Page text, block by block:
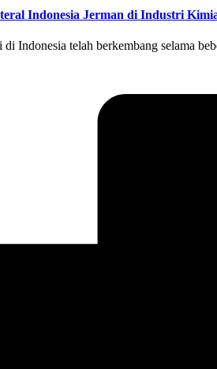
Indonesia Jerman di Industri
Indonesia telah berkembang selama